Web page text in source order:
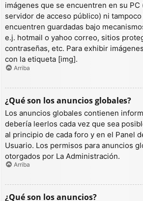
imágenes que se encuentren en su PC
servidor de acceso público) ni tampoco
encuentren guardadas bajo
e.j. hotmail o yahoo correo, sitios
contraseñas, etc. Para exhibir
con la etiqueta [img].
Arriba
¿Qué son los anuncios globales?
Los anuncios globales contienen
debería leerlos cada vez que sea
al principio de cada foro y en el Panel
Usuario. Los permisos para anuncios
otorgados por La Administración.
Arriba
¿Qué son los anuncios?